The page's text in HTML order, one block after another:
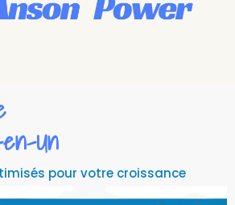
Un
pour votre croissance